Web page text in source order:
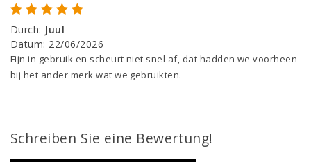
Durch: Juul
Datum: 22/06/2026
Fijn in gebruik en scheurt niet snel af, dat hadden we voorheen
bij het ander merk wat we gebruikten.
Schreiben Sie eine Bewertung!